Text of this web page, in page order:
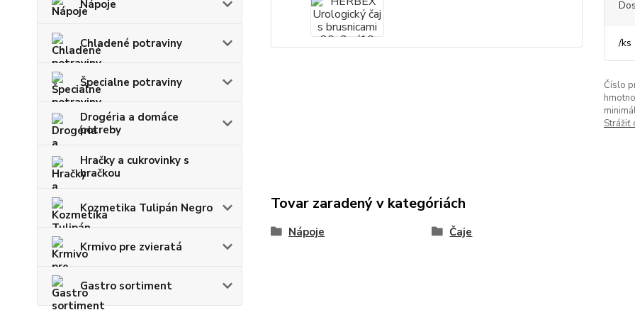
Nápoje
Chladené potraviny
Špecialne potraviny
Drogéria a domáce
potreby
Hračky a cukrovinky s
hračkou
Kozmetika Tulipán Negro
Krmivo pre zvieratá
Gastro sortiment
/ks
Číslo
Strážiť
Tovar zaradený v kategóriách
Nápoje Čaje